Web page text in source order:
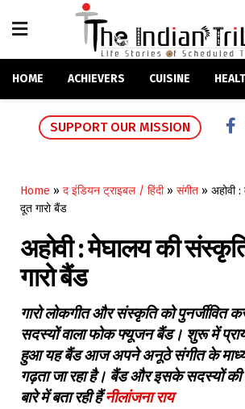
HOME ACHIEVERS CUISINE
SUPPORT OUR MISSION
Home » द इंडियन ट्राइबल / हिंदी» संगीत » अहोवी
दूत गारो बैंड
अहोवी : मेघालय की
गारो बैंड
गारो लोकगीत और संस्कृति को पुनर्जीवित
सदस्यों वाला फोक फ्यूजन बैंड। शुरू में
हुआ यह बैंड आज अपने अनूठे संगीत के
गढ़ता जा रहा है। बैंड और इसके सदस्यों की
बारे में बता रही हैंनीलांजना राय